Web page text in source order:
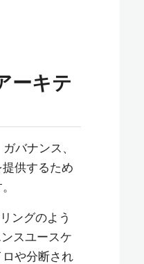
ーキテ
バナンス、
供するため
ングのよう
スユースケ
や分断され